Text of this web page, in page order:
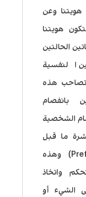
هويتنا وعن
هويتنا
الحالتين
النفسية
تصاحب هذه
بانفصام
الشخصية
ما قبل
الجبهية (Prefrontal Cortex) وهذه
واتخاذ
الشيء أو